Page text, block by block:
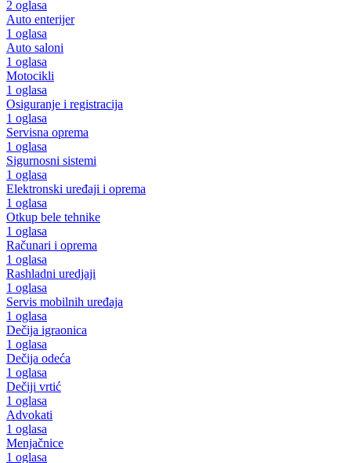
2 oglasa
Auto enterijer
1 oglasa
Auto saloni
1 oglasa
Motocikli
1 oglasa
Osiguranje i registracija
1 oglasa
Servisna oprema
1 oglasa
Sigurnosni sistemi
1 oglasa
Elektronski uređaji i oprema
1 oglasa
Otkup bele tehnike
1 oglasa
Računari i oprema
1 oglasa
Rashladni uredjaji
1 oglasa
Servis mobilnih uređaja
1 oglasa
Dečija igraonica
1 oglasa
Dečija odeća
1 oglasa
Dečiji vrtić
1 oglasa
Advokati
1 oglasa
Menjačnice
1 oglasa